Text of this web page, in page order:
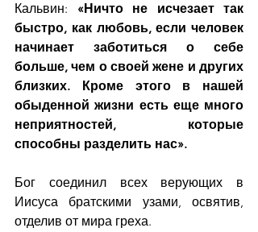
Кальвин: «Ничто не исчезает так
быстро, как любовь, если человек
начинает заботиться о себе
больше, чем о своей жене и других
близких. Кроме этого в нашей
обыденной жизни есть еще много
неприятностей, которые
способны разделить нас».
Бог соединил всех верующих в
Иисуса братскими узами, освятив,
отделив от мира греха.